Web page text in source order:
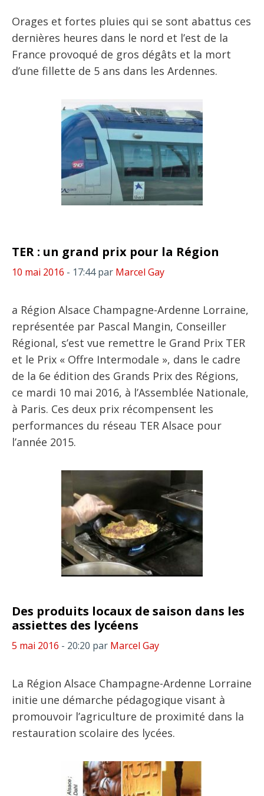
Orages et fortes pluies qui se sont abattus ces
dernières heures dans le nord et l’est de la
France provoqué de gros dégâts et la mort
d’une fillette de 5 ans dans les Ardennes.
TER : un grand prix pour la Région
10 mai 2016 - 17:44 par Marcel Gay
a Région Alsace Champagne-Ardenne Lorraine,
représentée par Pascal Mangin, Conseiller
Régional, s’est vue remettre le Grand Prix TER
et le Prix « Offre Intermodale », dans le cadre
de la 6e édition des Grands Prix des Régions,
ce mardi 10 mai 2016, à l’Assemblée Nationale,
à Paris. Ces deux prix récompensent les
performances du réseau TER Alsace pour
l’année 2015.
Des produits locaux de saison dans les
assiettes des lycéens
5 mai 2016 - 20:20 par Marcel Gay
La Région Alsace Champagne-Ardenne Lorraine
initie une démarche pédagogique visant à
promouvoir l’agriculture de proximité dans la
restauration scolaire des lycées.